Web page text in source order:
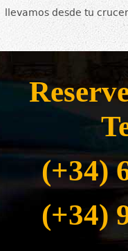
llevamos desde tu
(+34)
(+34)